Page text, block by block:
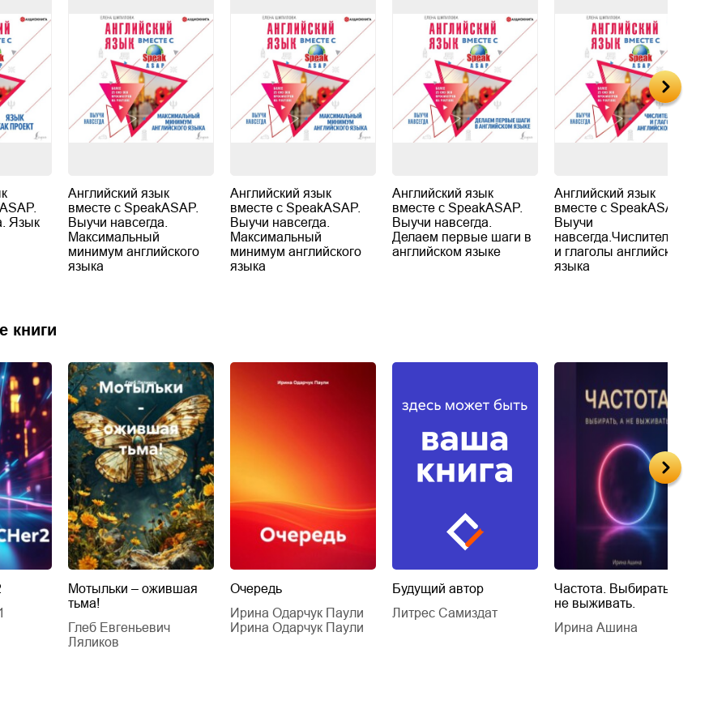
Язык
Английский язык
вместе с SpeakASAP.
Выучи навсегда.
Максимальный
минимум английского
языка
Английский язык
вместе с SpeakASAP.
Выучи навсегда.
Максимальный
минимум английского
языка
Английский язык
вместе с SpeakASAP.
Выучи навсегда.
Делаем первые шаги в
английском языке
Английский язык
вместе с SpeakASAP.
Выучи
навсегда.Числительные
и глаголы английского
языка
книги
Мотыльки – ожившая
тьма!
Глеб Евгеньевич
Ляликов
Очередь
Ирина Одарчук Паули
Ирина Одарчук Паули
Будущий автор
Литрес Самиздат
Частота. Выбирать, а
не выживать.
Ирина Ашина